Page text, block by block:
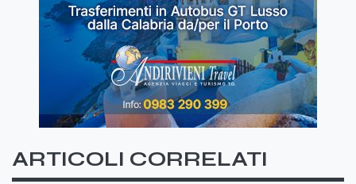
ARTICOLI CORRELATI